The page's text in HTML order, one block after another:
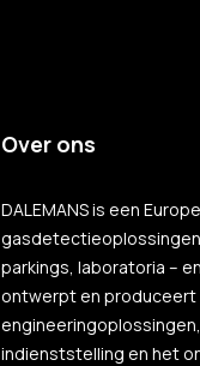
Over ons
DALEMANS is een
gasdetectieoplossingen
parkings, laboratoria –
ontwerpt en
indienststelling en het